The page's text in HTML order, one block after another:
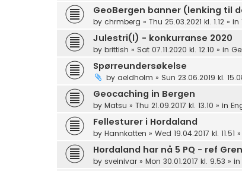
GeoBergen banner (lenking til
by chrmberg » Thu 25.03.2021 kl. 1.12 » in
Julestri(l) - konkurranse 2020
by brittish » Sat 07.11.2020 kl. 12.10 » in
Spørreundersøkelse
by aeldholm » Sun 23.06.2019 kl.
Geocaching in Bergen
by Matsu » Thu 21.09.2017 kl. 13.10 » in
Fellesturer i Hordaland
by Hannkatten » Wed 19.04.2017 kl. 11.51
Hordaland har nå 5 PQ - ref
by sveinivar » Mon 30.01.2017 kl. 9.53 » in